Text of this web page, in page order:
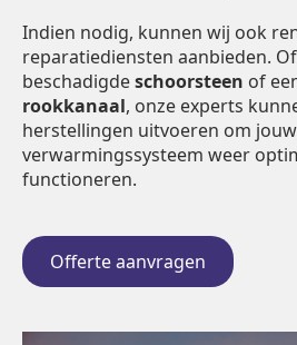
Indien nodig, kunnen wij ook
reparatiediensten aanbieden.
beschadigdeschoorsteen of
rookkanaal, onze experts
herstellingen uitvoeren om jouw
verwarmingssysteem weer
functioneren.
Offerte aanvragen